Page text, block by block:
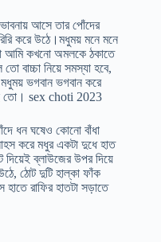
ভাবনায় আসে তার পোঁদের
করে উঠে।মধুময় মনে মনে
আমি কখনো অমলকে ঠকাতে
বাচ্চা নিয়ে সমস্যা হবে,
ভগবান ভগবান করে
তো। sex choti 2023
ধন ঘষেও কোনো বাঁধা
করে মধুর একটা দুধে হাত
ব্লাউজের উপর দিয়ে
ঠোট দুটি হাল্কা ফাঁক
রাফির হাতটা সড়াতে